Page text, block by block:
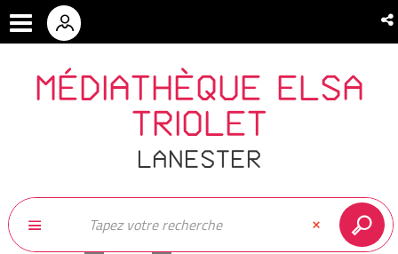
MÉDIATHÈQUE ELSA
TRIOLET
LANESTER